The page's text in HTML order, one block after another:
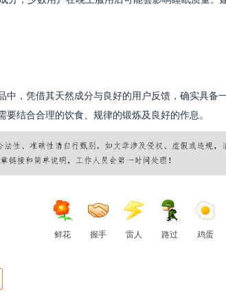
中，凭借其天然成分与良好的用户反馈，确实具备
结合合理的饮食、规律的锻炼及良好的作息。
鲜花 握手 雷人 路过 鸡蛋